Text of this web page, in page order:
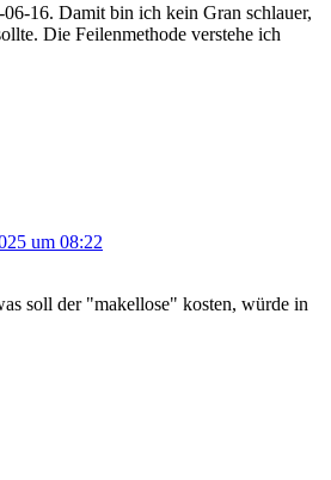
16. Damit bin ich kein Gran schlauer,
Die Feilenmethode verstehe ich
um 08:22
soll der "makellose" kosten, würde in